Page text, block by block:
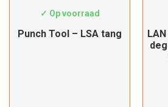
✓ Op voorraad
Punch Tool – LSA tang